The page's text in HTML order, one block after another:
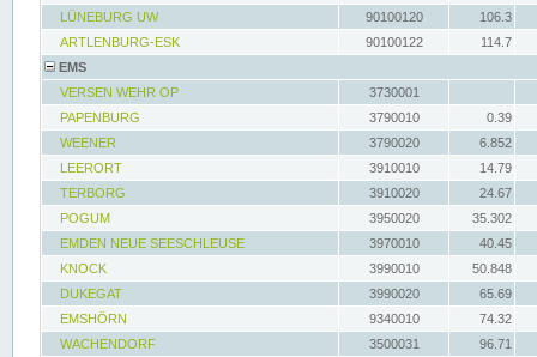
LÜNEBURG UW
90100120
106.3
ARTLENBURG-ESK
90100122
114.7
EMS
VERSEN WEHR OP
3730001
PAPENBURG
3790010
0.39
WEENER
3790020
6.852
LEERORT
3910010
14.79
TERBORG
3910020
24.67
POGUM
3950020
35.302
EMDEN NEUE SEESCHLEUSE
3970010
40.45
KNOCK
3990010
50.848
DUKEGAT
3990020
65.69
EMSHÖRN
9340010
74.32
WACHENDORF
3500031
96.71